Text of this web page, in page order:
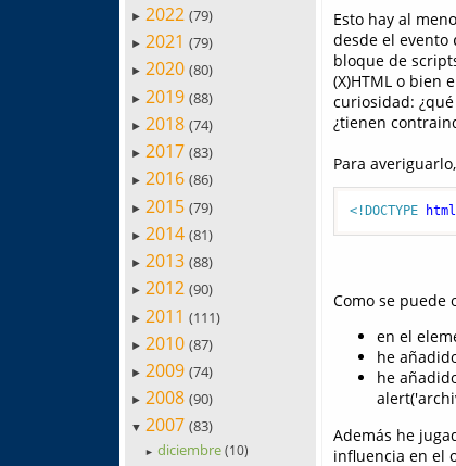
► 2022 (79)
► 2021 (79)
► 2020 (80)
► 2019 (88)
► 2018 (74)
► 2017 (83)
► 2016 (86)
► 2015 (79)
► 2014 (81)
► 2013 (88)
► 2012 (90)
► 2011 (111)
► 2010 (87)
► 2009 (74)
► 2008 (90)
▼ 2007 (83)
► diciembre(10)
Esto hay al
desde el evento
bloque de
(X)HTML o bien
curiosidad:
¿tienen
Para
<!DOCTYPE html
Como se puede
en el
he
he
Además he
influencia en el